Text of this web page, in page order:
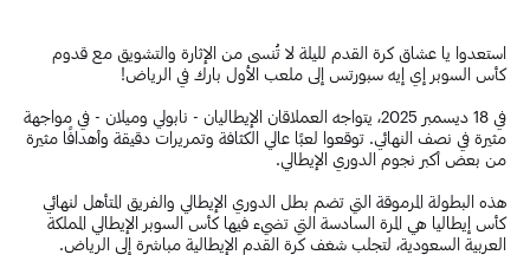
استعدوا يا عشاق كرة القدم لليلة لا تُنسى من الإثارة والتشويق مع قدوم
كأس السوبر إي إيه سبورتس إلى ملعب الأول بارك في الرياض!
في 18 ديسمبر 2025، يتواجه العملاقان الإيطاليان - نابولي وميلان - في مواجهة
مثيرة في نصف النهائي. توقعوا لعبًا عالي الكثافة وتمريرات دقيقة وأهدافًا مثيرة
من بعض أكبر نجوم الدوري الإيطالي.
هذه البطولة المرموقة التي تضم بطل الدوري الإيطالي والفريق المتأهل لنهائي
كأس إيطاليا هي المرة السادسة التي تضيء فيها كأس السوبر الإيطالي المملكة
العربية السعودية، لتجلب شغف كرة القدم الإيطالية مباشرة إلى الرياض.